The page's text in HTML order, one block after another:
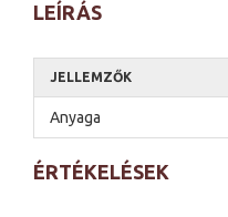
LEÍRÁS
JELLEMZŐK
Anyaga
ÉRTÉKELÉSEK